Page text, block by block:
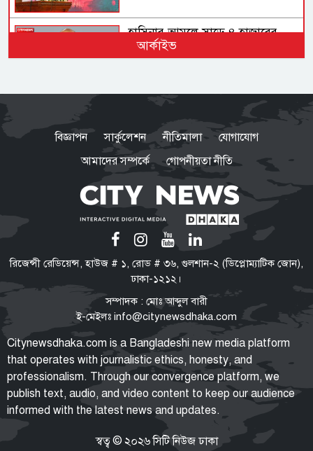
হাসিনার আমলে সাড়ে ৪ হাজারের
বেশি মানুষ হত্যার শিকার: আইনমন্ত্রী
আসিফ মাহমুদ বললেন
শেখ হাসিনাকে রাজনৈতিক বক্তব্য
দিতে দিলে ধরে নেওয়া হবে ভারত
ইন্ধন দিচ্ছে
সরকার জুলাই ও জনগণের সঙ্গে
প্রতারণা করছে: ডা. শফিকুর রহমান
বরিশাল বিশ্ববিদ্যালয়ে ছাত্রদল-শিবির
সংঘর্ষ, আহত ১০
জুলাই জাদুঘর গণতান্ত্রিক অভিযাত্রার
তুলে ধরবে: প্রধানমন্ত্রী
আর্কাইভ
বিজ্ঞাপন সার্কুলেশন নীতিমালা
যোগাযোগ
আমাদের সম্পর্কে
গোপনীয়তা নীতি
রিজেন্সী রেডিয়েন্স, হাউজ # ১, রোড # ৩৬, গুলশান-২ (ডিপ্লোম্যাটিক জোন),
ঢাকা-১২১২।
সম্পাদক : মোঃ আব্দুল বারী
ই-মেইলঃ info@citynewsdhaka.com
Citynewsdhaka.com is a Bangladeshi new media platform
that operates with journalistic ethics, honesty, and
professionalism. Through our convergence platform, we
publish text, audio, and video content to keep our audience
informed with the latest news and updates.
স্বত্ব © ২০২৬ সিটি নিউজ ঢাকা